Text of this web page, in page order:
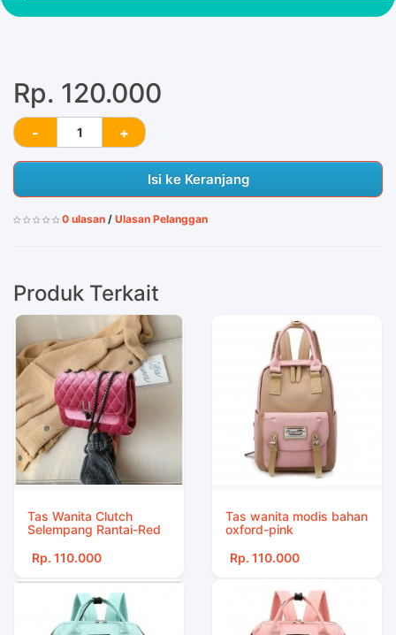
Rp. 120.000
Isi ke Keranjang
0 ulasan / Ulasan Pelanggan
Produk Terkait
Tas Wanita Clutch
Selempang Rantai-Red
Rp. 110.000
Tas wanita modis bahan
oxford-pink
Rp. 110.000